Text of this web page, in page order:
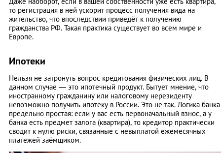
то регистрация в ней ускорит процесс получения вида на
жительство, что впоследствии приведёт к получению
гражданства РФ. Такая практика существует во всем мире и
Европе.
Ипотеки
Нельзя не затронуть вопрос кредитования физических лиц. В
данном случае — это ипотечный продукт. Бытует мнение, что
иностранному гражданину или налоговому нерезиденту
невозможно получить ипотеку в России. Это не так. Логика банка
предельно простая: если у вас есть первоначальный взнос, а у
банка есть предмет залога (квартира), то кредитор практически
сводит к нулю риски, связанные с невыплатой ежемесячных
платежей заёмщиком.